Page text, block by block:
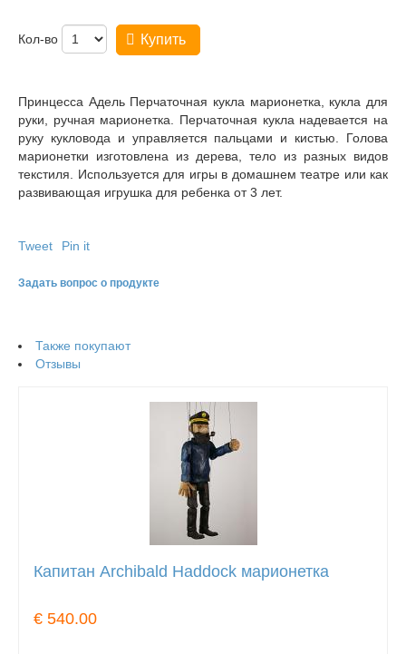
Кол-во Купить
Принцесса Адель Перчаточная кукла марионетка, кукла для
руки, ручная марионетка. Перчаточная кукла надевается на
руку кукловода и управляется пальцами и кистью. Голова
марионетки изготовлена из дерева, тело из разных видов
текстиля. Используется для игры в домашнем театре или как
развивающая игрушка для ребенка от 3 лет.
Tweet Pin it
Задать вопрос о продукте
Также покупают
Отзывы
Капитан Archibald Haddock марионетка
€ 540.00